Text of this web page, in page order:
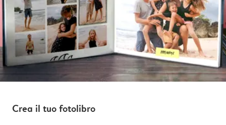
Crea il tuo fotolibro